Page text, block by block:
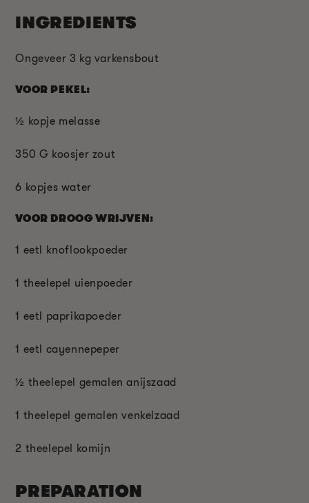
INGREDIENTS
Ongeveer 3 kg varkensbout
VOOR PEKEL:
½ kopje melasse
350 G koosjer zout
6 kopjes water
VOOR DROOG WRIJVEN:
1 eetl knoflookpoeder
1 theelepel uienpoeder
1 eetl paprikapoeder
1 eetl cayennepeper
½ theelepel gemalen anijszaad
1 theelepel gemalen venkelzaad
2 theelepel komijn
PREPARATION